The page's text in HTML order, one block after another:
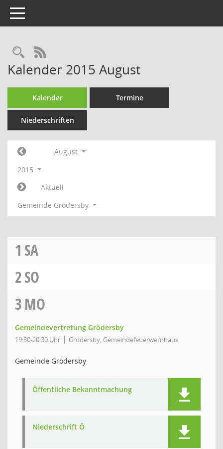
Toggle navigation
Rechercheauswahl
RSS-Feed
Kalender 2015 August
Kalender Termine
Niederschriften
August
2015
Aktuell
Gemeinde Grödersby
1 SA
2SO
3MO
Gemeindevertretung Grödersby
19:30-20:30 Uhr Grödersby, Gemeindefeuerwehrhaus
Gemeinde Grödersby
Öffentliche Bekanntmachung
Niederschrift Ö